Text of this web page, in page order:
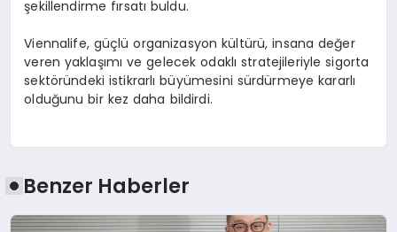
şekillendirme fırsatı buldu.
Viennalife, güçlü organizasyon kültürü, insana değer
veren yaklaşımı ve gelecek odaklı stratejileriyle sigorta
sektöründeki istikrarlı büyümesini sürdürmeye kararlı
olduğunu bir kez daha bildirdi.
Benzer Haberler